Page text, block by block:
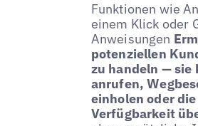
Funktionen wie
einem Klick oder
Anweisungen
potenziellen
zu handeln — sie
anrufen,
einholen oder die
Verfügbarkeit